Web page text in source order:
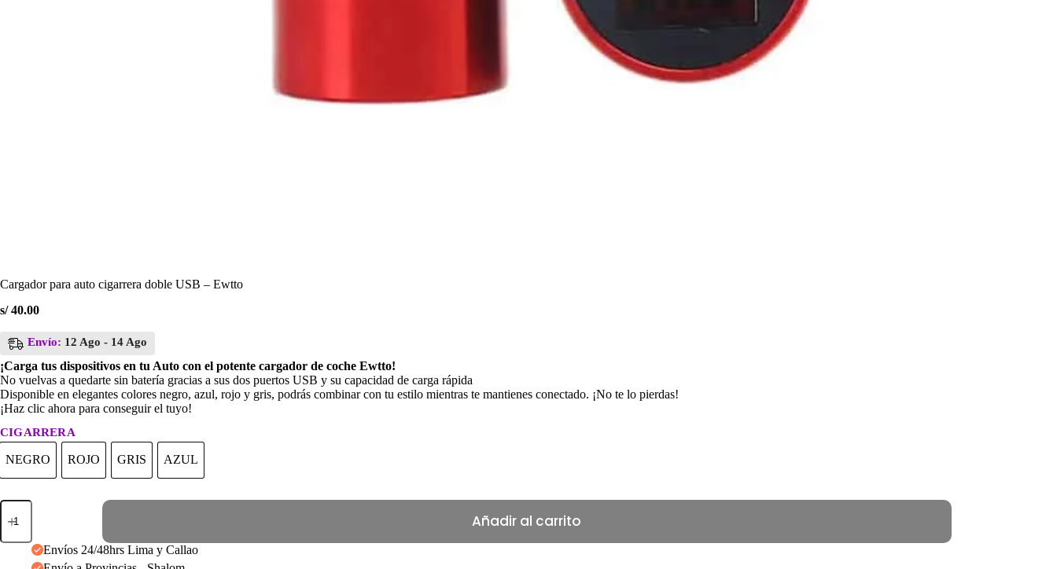
Cargador para auto cigarrera doble USB – Ewtto
s/40.00
Envío: 12 Ago - 14 Ago
¡Carga tus dispositivos en tu Auto con el potente cargador de coche Ewtto!
No vuelvas a quedarte sin batería gracias a sus dos puertos USB y su capacidad de carga rápida
Disponible en elegantes colores negro, azul, rojo y gris, podrás combinar con tu estilo mientras te mantienes conectado. ¡No te lo pierdas!
¡Haz clic ahora para conseguir el tuyo!
CIGARRERA
NEGRONEGROROJO
ROJO GRIS
GRIS AZUL
AZUL
Cargador
para
cigarrera
Añadir al carrito
Envíos 24/48hrs Lima y Callao